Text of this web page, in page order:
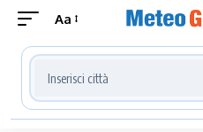
Aa
Cerca località meteo